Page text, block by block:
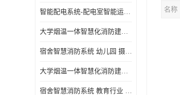
智能配电系统-配电室智能运维监控系统-智能化配电系统平台厂家
大学烟温一体智慧化消防建设 大学校园 消防数字化
宿舍智慧消防系统 幼儿园 摄像头升级
大学烟温一体智慧化消防建设 培训机构 数字化
宿舍智慧消防系统 教育行业 摄像头升级
名称